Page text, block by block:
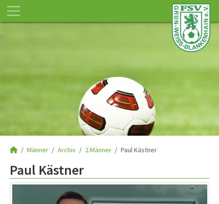
Männer Archiv 2.Männer Paul Kästner
Paul Kästner